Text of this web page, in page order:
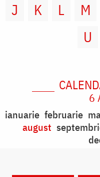
J
K L M
U
6
ianuarie februarie
august